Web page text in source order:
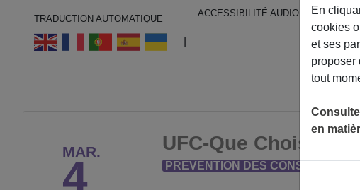
TRADUCTION AUTOMATIQUE
ACCESSIBILITÉ AUDIO
MAR.
4
UFC-Que Choisir :
PRÉVENTION DES
En
cookies
et ses
proposer
tout
en